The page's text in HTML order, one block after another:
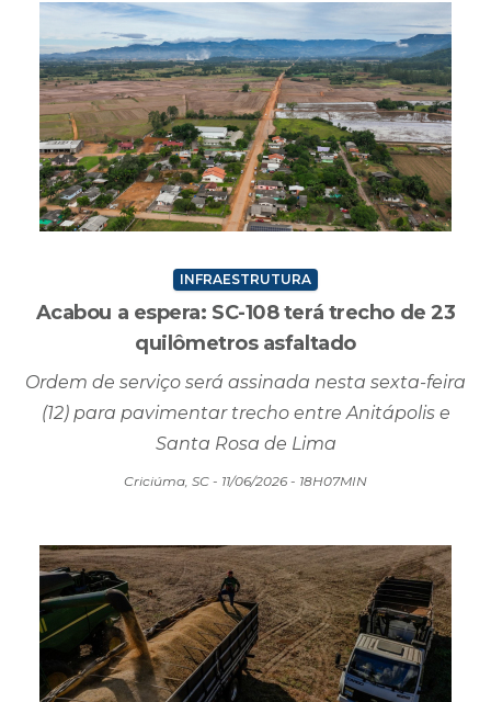
INFRAESTRUTURA
Acabou a espera: SC-108 terá trecho de 23
quilômetros asfaltado
Ordem de serviço será assinada nesta sexta-feira
(12) para pavimentar trecho entre Anitápolis e
Santa Rosa de Lima
Criciúma, SC - 11/06/2026 - 18H07MIN